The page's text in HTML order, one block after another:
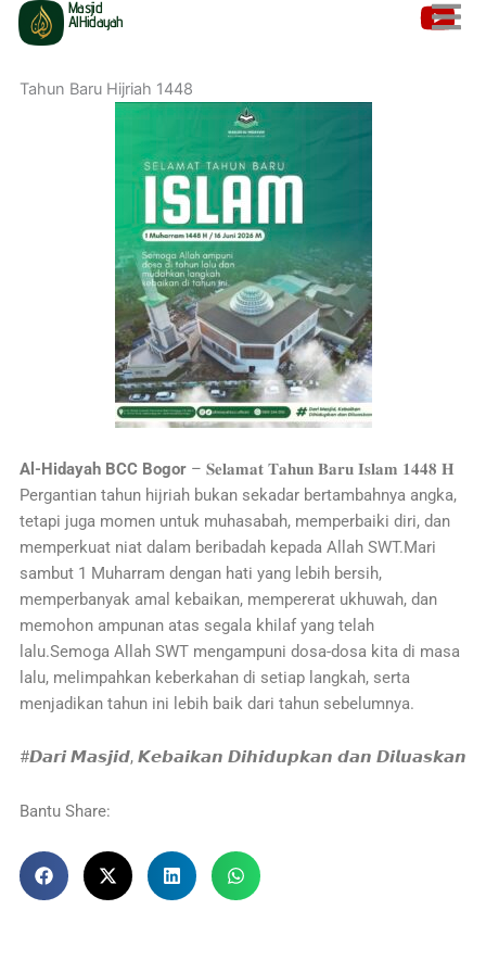
Lewati
Masjid
AlHidayah
Tahun Baru Hijriah 1448
Al-Hidayah BCC Bogor– 𝐒𝐞𝐥𝐚𝐦𝐚𝐭 𝐓𝐚𝐡𝐮𝐧 𝐁𝐚𝐫𝐮 𝐈𝐬𝐥𝐚𝐦 𝟏𝟒𝟒𝟖 𝐇
Pergantian tahun hijriah bukan sekadar bertambahnya angka,
tetapi juga momen untuk muhasabah, memperbaiki diri, dan
memperkuat niat dalam beribadah kepada Allah SWT.Mari
sambut 1 Muharram dengan hati yang lebih bersih,
memperbanyak amal kebaikan, mempererat ukhuwah, dan
memohon ampunan atas segala khilaf yang telah
lalu.Semoga Allah SWT mengampuni dosa-dosa kita di masa
lalu, melimpahkan keberkahan di setiap langkah, serta
menjadikan tahun ini lebih baik dari tahun sebelumnya.
#𝘿𝙖𝙧𝙞 𝙈𝙖𝙨𝙟𝙞𝙙, 𝙆𝙚𝙗𝙖𝙞𝙠𝙖𝙣 𝘿𝙞𝙝𝙞𝙙𝙪𝙥𝙠𝙖𝙣 𝙙𝙖𝙣 𝘿𝙞𝙡𝙪𝙖𝙨𝙠𝙖𝙣
Bantu Share: